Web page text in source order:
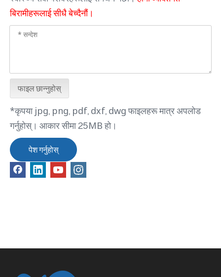
बिरामीहरूलाई सीधै बेच्दैनौं।
फाइल छान्नुहोस्
*कृपया jpg, png, pdf, dxf, dwg फाइलहरू मात्र अपलोड
गर्नुहोस्। आकार सीमा 25MB हो।
पेश गर्नुहोस्